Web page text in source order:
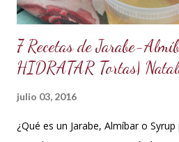
y...
7 Recetas de Jarabe-
HIDRATAR Tortas|
julio 03, 2016
¿Qué es un Jarabe, Almíbar o